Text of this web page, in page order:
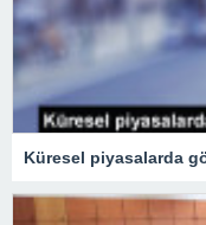
Küresel piyasalarda